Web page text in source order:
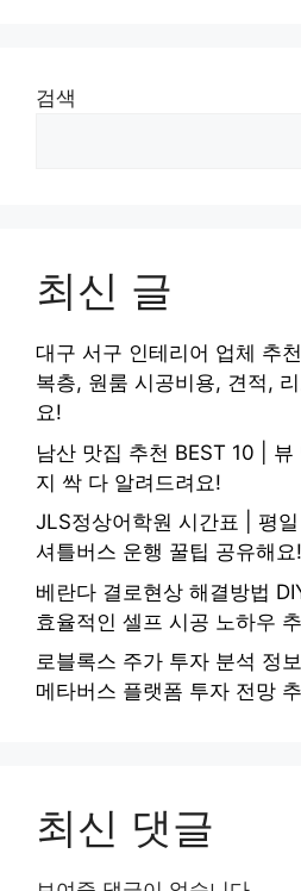
검색
최신 글
대구 서구 인테리어 업체 추
복층, 원룸 시공비용, 견적,
요!
남산 맛집 추천 BEST 10 |
지 싹 다 알려드려요!
JLS정상어학원 시간표 | 평
셔틀버스 운행 꿀팁 공유해요!
베란다 결로현상 해결방법
효율적인 셀프 시공 노하우
로블록스 주가 투자 분석 정
메타버스 플랫폼 투자 전망
최신 댓글